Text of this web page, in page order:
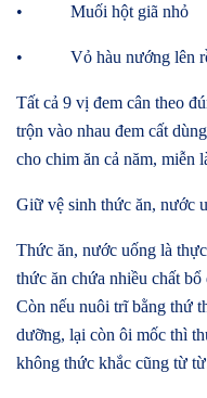
• Muối hột giã nhỏ
• Vỏ hàu nướng lên rồi
Tất cả 9 vị đem cân theo
trộn vào nhau đem cất
cho chim ăn cả năm, miễn
Giữ vệ sinh thức ăn, nước
Thức ăn, nước uống là
thức ăn chứa nhiều chất
Còn nếu nuôi trĩ bằng thứ
dưỡng, lại còn ôi mốc thì
không thức khắc cũng từ